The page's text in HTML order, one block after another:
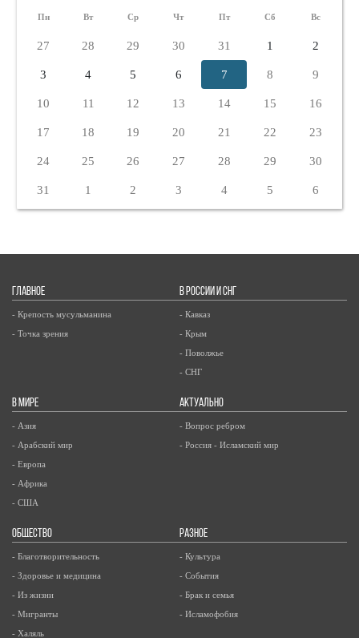
Пн Вт Ср Чт Пт Сб Вс
27 28 29 30 31 1 2
3 4 5 6 7 8 9
10 11 12 13 14 15 16
17 18 19 20 21 22 23
24 25 26 27 28 29 30
31 1 2 3 4 5 6
ГЛАВНОЕ
- Крепость мусульманина
- Точка зрения
В РОССИИ И СНГ
- Кавказ
- Крым
- Поволжье
- СНГ
В МИРЕ
- Азия
- Арабский мир
- Европа
- Африка
- США
АКТУАЛЬНО
- Вопрос ребром
- Россия - Исламский мир
ОБЩЕСТВО
- Благотворительность
- Здоровье и медицина
- Из жизни
- Мигранты
- Халяль
РАЗНОЕ
- Культура
- События
- Брак и семья
- Исламофобия